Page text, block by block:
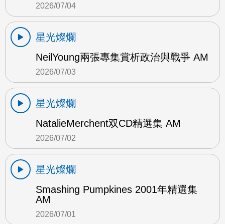
2026/07/04
星光燦爛
NeilYoung兩張專集賞析政治與戰爭 AM
2026/07/03
星光燦爛
NatalieMerchent双CD精選集 AM
2026/07/02
星光燦爛
Smashing Pumpkines 2001年精選集
AM
2026/07/01